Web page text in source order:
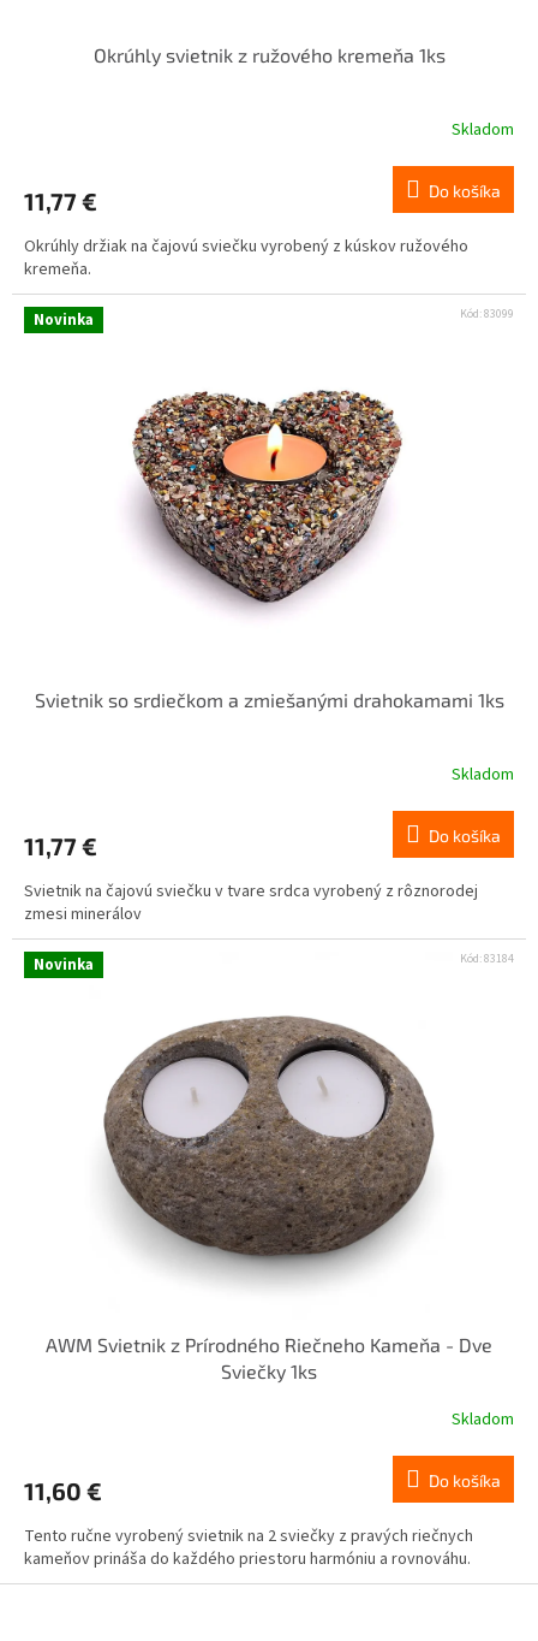
Okrúhly svietnik z ružového kremeňa 1ks
Skladom
11,77 € Do košíka
Okrúhly držiak na čajovú sviečku vyrobený z kúskov ružového
kremeňa.
Novinka
Svietnik so srdiečkom a zmiešanými drahokamami 1ks
Skladom
11,77 € Do košíka
Svietnik na čajovú sviečku v tvare srdca vyrobený z rôznorodej
zmesi minerálov
Kód:83099
Novinka
AWM Svietnik z Prírodného Riečneho Kameňa - Dve
Sviečky 1ks
Skladom
11,60 € Do košíka
Tento ručne vyrobený svietnik na 2 sviečky z pravých riečnych
kameňov prináša do každého priestoru harmóniu a rovnováhu.
Kód:83184